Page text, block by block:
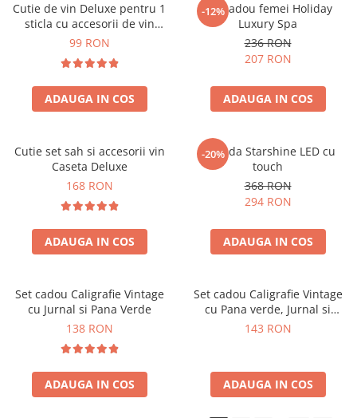
Cutie de vin Deluxe pentru 1
sticla cu accesorii de vin
incluse piele ecologica de
99 RON
ADAUGA IN COS
-12%
Set cadou femei Holiday
Luxury Spa
236 RON
207 RON
ADAUGA IN COS
Cutie set sah si accesorii vin
Caseta Deluxe
168 RON
ADAUGA IN COS
-20%
Oglinda Starshine LED cu
touch
368 RON
294 RON
ADAUGA IN COS
Set cadou Caligrafie Vintage
cu Jurnal si Pana Verde
138 RON
ADAUGA IN COS
Set cadou Caligrafie Vintage
cu Pana verde, Jurnal si
Suport pentru stilou, 9 piese
143 RON
ADAUGA IN COS